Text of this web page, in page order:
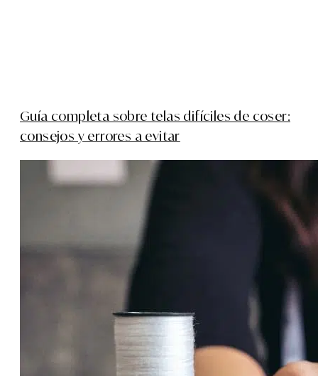
Guía completa sobre telas difíciles de coser:
consejos y errores a evitar